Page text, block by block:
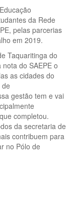
da Rede
pelas parcerias
em 2019.
Taquaritinga do
do SAEPE o
as cidades do
gestão tem e vai
completou.
da secretaria de
contribuem para
no Pólo de